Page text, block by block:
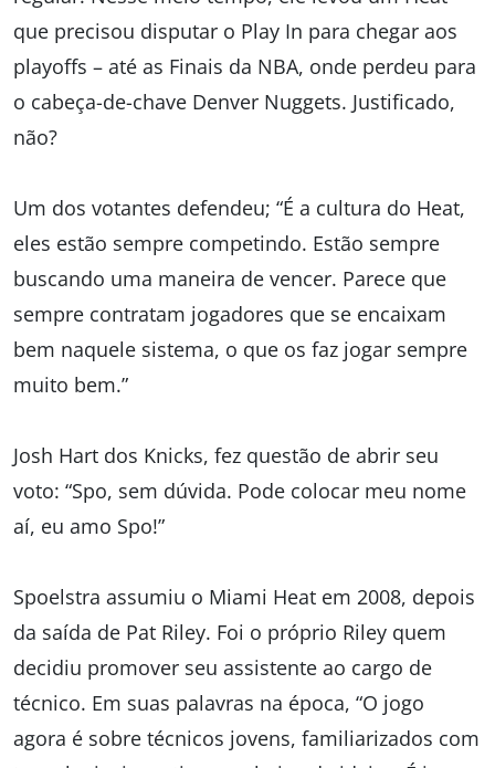
que precisou disputar o Play In para chegar aos
playoffs – até as Finais da NBA, onde perdeu para
o cabeça-de-chave Denver Nuggets. Justificado,
não?
Um dos votantes defendeu; “É a cultura do Heat,
eles estão sempre competindo. Estão sempre
buscando uma maneira de vencer. Parece que
sempre contratam jogadores que se encaixam
bem naquele sistema, o que os faz jogar sempre
muito bem.”
Josh Hart dos Knicks, fez questão de abrir seu
voto: “Spo, sem dúvida. Pode colocar meu nome
aí, eu amo Spo!”
Spoelstra assumiu o Miami Heat em 2008, depois
da saída de Pat Riley. Foi o próprio Riley quem
decidiu promover seu assistente ao cargo de
técnico. Em suas palavras na época, “O jogo
agora é sobre técnicos jovens, familiarizados com